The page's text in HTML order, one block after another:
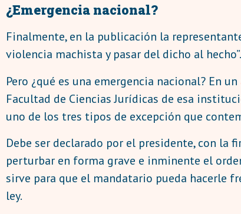
¿Emergencia nacional?
Finalmente, en la publicación la
violencia machista y pasar del dicho al hecho”.
Pero ¿qué es una emergencia nacional? En un
Facultad de Ciencias Jurídicas de esa
uno de los tres tipos de excepción que
Debe ser declarado por el presidente, con la
perturbar en forma grave e inminente el
sirve para que el mandatario pueda hacerle
ley.